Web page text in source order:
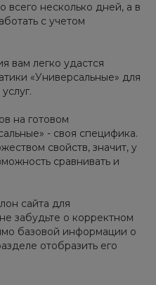
всего несколько дней, а в
с учетом
вам легко удастся
«Универсальные» для
на готовом
- своя специфика.
свойств, значит, у
сравнивать и
сайта для
забудьте о корректном
базовой информации о
отобразить его